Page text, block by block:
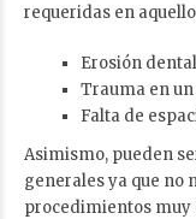
requeridas en
Erosión
Trauma en
Falta de
Asimismo, pueden
generales ya que no
procedimientos muy